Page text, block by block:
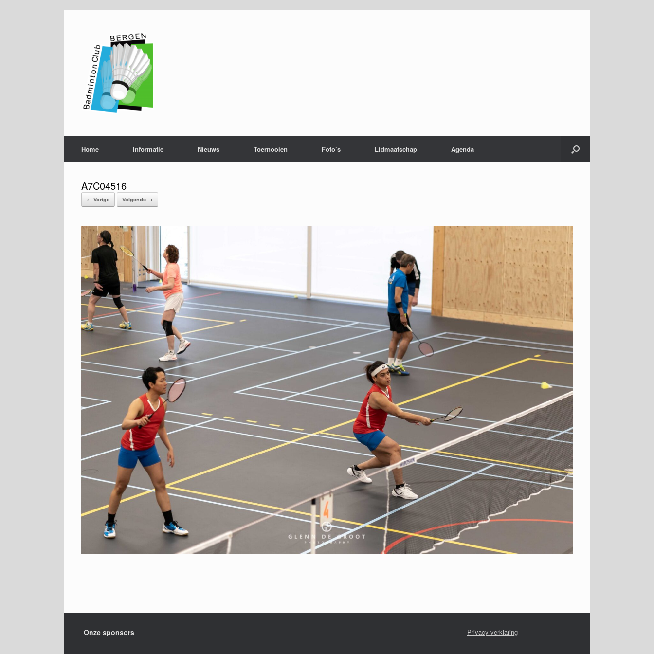
Home Informatie Nieuws Toernooien Foto’s Lidmaatschap Agenda
A7C04516
← Vorige Volgende →
Onze sponsors Privacy verklaring